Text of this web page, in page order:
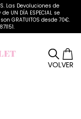
Las Devoluciones de
de UN DÍA ESPECIAL se
GRATUITOS desde 70€.
VOLVER